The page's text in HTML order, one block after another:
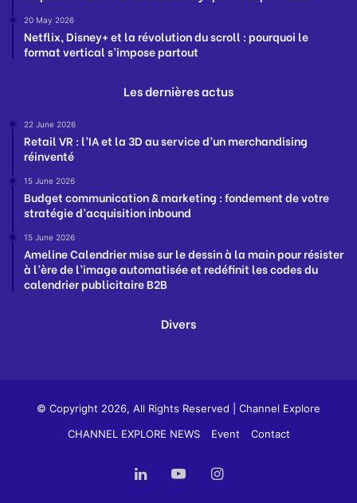
20 May 2026
Netflix, Disney+ et la révolution du scroll : pourquoi le
format vertical s’impose partout
Les dernières actus
22 June 2026
Retail VR : l’IA et la 3D au service d’un merchandising
réinventé
15 June 2026
Budget communication & marketing : fondement de votre
stratégie d’acquisition inbound
15 June 2026
Ameline Calendrier mise sur le dessin à la main pour résister
à l’ère de l’image automatisée et redéfinit les codes du
calendrier publicitaire B2B
Divers
© Copyright 2026, All Rights Reserved | Channel Explore
CHANNEL EXPLORE NEWS
Event Contact
LinkedInYouTubeInstagram